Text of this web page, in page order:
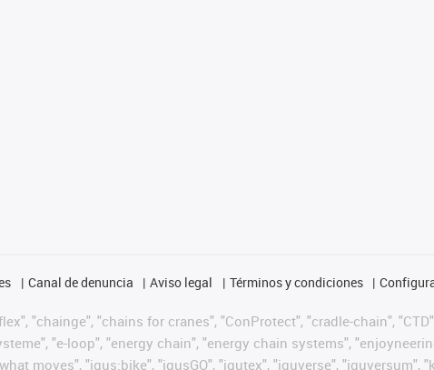
Canal de denuncia Aviso legal Términos y condiciones
"chainge", "chains for cranes", "ConProtect", "cradle-chain",
"e-loop", "energy chain", "energy chain systems",
moves", "igus:bike", "igusGO", "igutex", "iguverse",